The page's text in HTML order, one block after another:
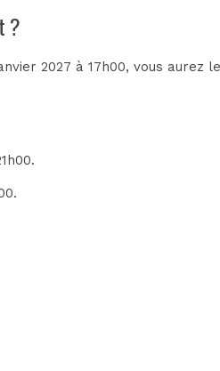
?
2027 à 17h00, vous aurez